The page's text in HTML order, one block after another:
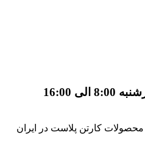
16:00
کارتن پلاست در ایران